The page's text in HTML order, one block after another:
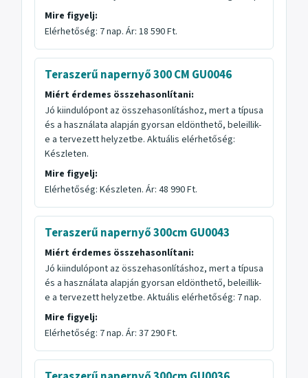
Mire figyelj:
Elérhetőség: 7 nap. Ár: 18 590 Ft.
Teraszerű napernyő 300 CM GU0046
Miért érdemes összehasonlítani:
Jó kiindulópont az összehasonlításhoz, mert a típusa
és a használata alapján gyorsan eldönthető, beleillik-
e a tervezett helyzetbe. Aktuális elérhetőség:
Készleten.
Mire figyelj:
Elérhetőség: Készleten. Ár: 48 990 Ft.
Teraszerű napernyő 300cm GU0043
Miért érdemes összehasonlítani:
Jó kiindulópont az összehasonlításhoz, mert a típusa
és a használata alapján gyorsan eldönthető, beleillik-
e a tervezett helyzetbe. Aktuális elérhetőség: 7 nap.
Mire figyelj:
Elérhetőség: 7 nap. Ár: 37 290 Ft.